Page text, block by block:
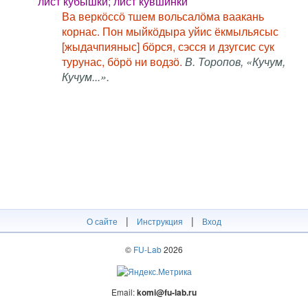
Ва веркӧссӧ тшем вольсалӧма ваакань
корнас. Пон мыйкӧдыра уйис ёкмыльясыс
[жыдачпияныс] бӧрся, сэсся и дзугсис сук
турунас, бӧрӧ ни водзӧ. В. Торопов, «Кучум,
Кучум...».
О сайте | Инструкция | Вход
© FU-Lab2026
Email:komi@fu-lab.ru